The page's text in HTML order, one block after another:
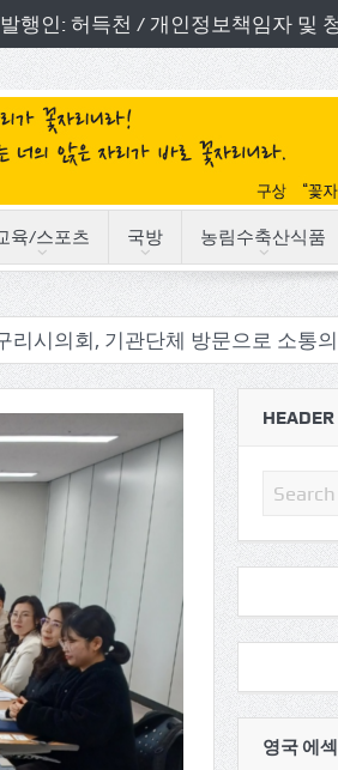
인: 허득천 / 개인정보책임자 및
육/스포츠 국방 농림수축산식품
단체 방문으로 소통의정 시작
HEADER
영국 에